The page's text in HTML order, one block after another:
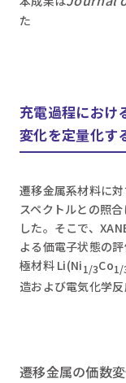
た
充電過程におけ
変化を定量化す
遷移金属系材料に
スペクトルとの照
した。そこで、
よる価電子状態の
極材料 Li(Ni1/3Co1/
造および電気化学
遷移金属の価数